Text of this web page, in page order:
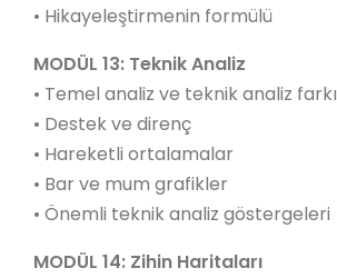
• Hikayeleştirmenin formülü
MODÜL 13: Teknik Analiz
• Temel analiz ve teknik analiz farkı
• Destek ve direnç
• Hareketli ortalamalar
• Bar ve mum grafikler
• Önemli teknik analiz göstergeleri
MODÜL 14: Zihin Haritaları